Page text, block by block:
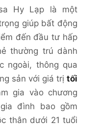
Hy Lạp là một
giúp bất động
đến đầu tư hấp
thường trú dành
ngoài, thông qua
sản với giá trị tối
gia vào chương
đình bao gồm
thân dưới 21 tuổi